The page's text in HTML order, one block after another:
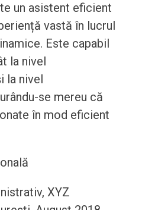
un asistent eficient
vastă în lucrul
Este capabil
la nivel
la nivel
se mereu că
în mod eficient
XYZ